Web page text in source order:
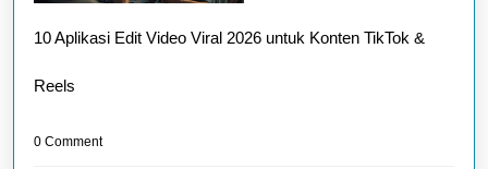
10 Aplikasi Edit Video Viral 2026 untuk Konten TikTok &
Reels
0 Comment